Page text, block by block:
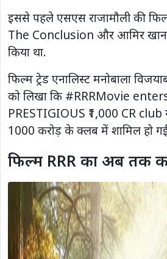
इससे पहले एसएस राजामौली की
The Conclusion और आमिर खान
किया था.
फिल्म ट्रेड एनालिस्ट मनोबाला
को लिखा कि #RRRMovie
PRESTIGIOUS ₹1,000 CR club
1000 करोड़ के क्लब में शामिल हो
फिल्म RRR का अब तक का